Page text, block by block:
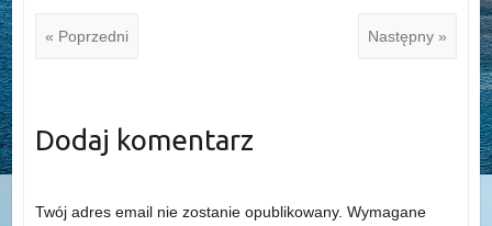
« Poprzedni Następny »
Dodaj komentarz
Twój adres email nie zostanie opublikowany. Wymagane